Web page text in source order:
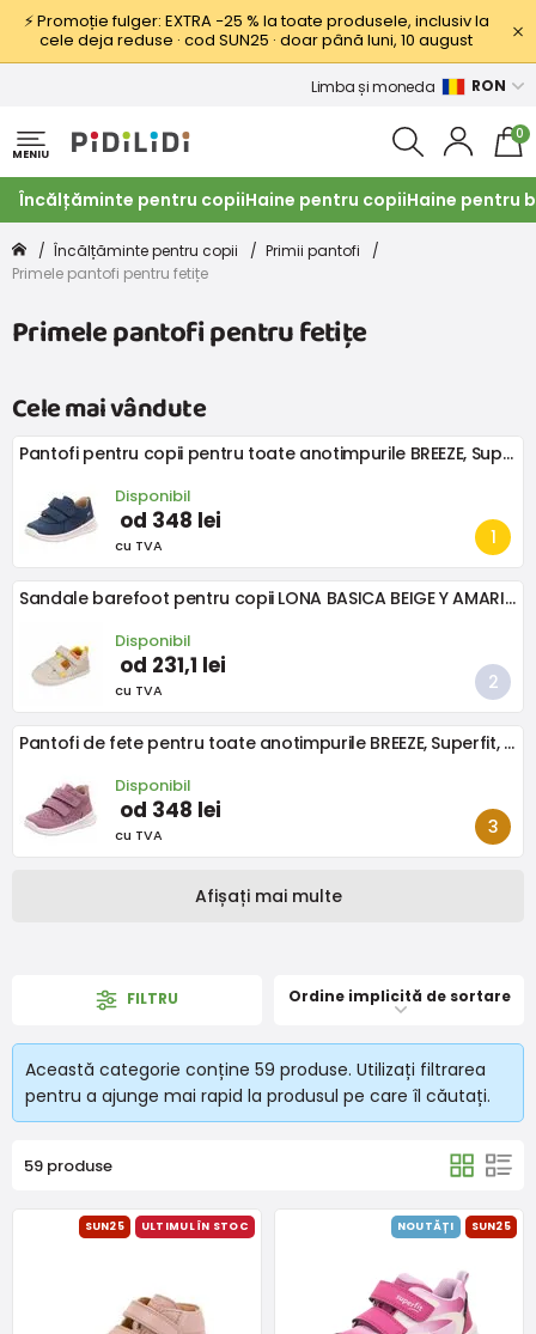
⚡ Promoție fulger: EXTRA −25 % la toate produsele, inclusiv la
cele deja reduse · cod SUN25 · doar până luni, 10 august
Limba și moneda RON
MENIU
0
Încălțăminte pentru copiiHaine pentru copiiHaine pentru
Încălțăminte pentru copii
Primii pantofi
Primele pantofi pentru fetițe
Primele pantofi pentru fetițe
Cele mai vândute
Pantofi pentru copii pentru toate anotimpurile BREEZE, Superfit,1-000365-8030, albastru
Disponibil
od 348 lei
cu TVA
Sandale barefoot pentru copii LONA BASICA BEIGE Y AMARILLO Biomecanics 262191-C891
Disponibil
od 231,1 lei
cu TVA
Pantofi de fete pentru toate anotimpurile BREEZE, Superfit, 1-000363-8510, roz
Disponibil
od 348 lei
cu TVA
Afișați mai multe
FILTRU Ordine implicită de sortare
Această categorie conține 59 produse. Utilizați filtrarea
pentru a ajunge mai rapid la produsul pe care îl căutați.
59 produse
SUN25 ULTIMUL ÎN STOC NOUTĂȚI SUN25